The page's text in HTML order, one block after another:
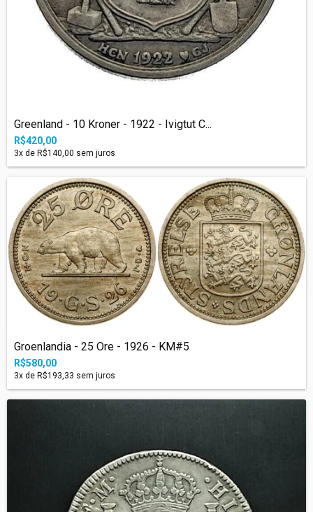
Greenland - 10 Kroner - 1922 - Ivigtut C...
R$420,00
3x de R$140,00 sem juros
Groenlandia - 25 Ore - 1926 - KM#5
R$580,00
3x de R$193,33 sem juros